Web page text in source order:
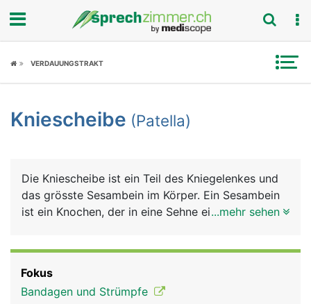
Fokus
Symptome
News
Rubriken
VERDAUUNGSTRAKT
Kniescheibe (Patella)
Die Kniescheibe ist ein Teil des Kniegelenkes und
das grösste Sesambein im Körper. Ein Sesambein
ist ein Knochen, der in eine Sehne eingelagert ist,
dreieckig, mit der Spitze nach unten zeigend. Sie
sorgt erstens für eine Reibungsminderung der
...mehr sehen
Fokus
Bandagen und Strümpfe